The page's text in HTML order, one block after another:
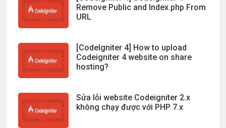
Remove Public and Index.php From
URL
[CodeIgniter 4] How to upload
Codeigniter 4 website on share
hosting?
Sửa lỗi website Codeigniter 2.x
không chạy được với PHP 7.x